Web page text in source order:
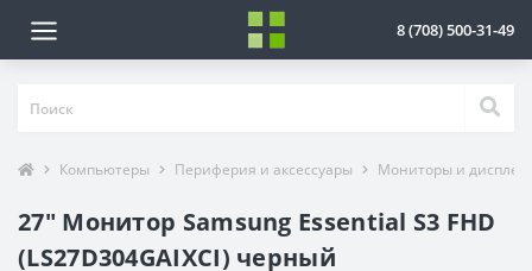
8 (708) 500-31-49
Компьютеры Периферия и аксессуары Мониторы и дисплеи
27" Монитор Samsung Essential S3 FHD
(LS27D304GAIXCI) черный